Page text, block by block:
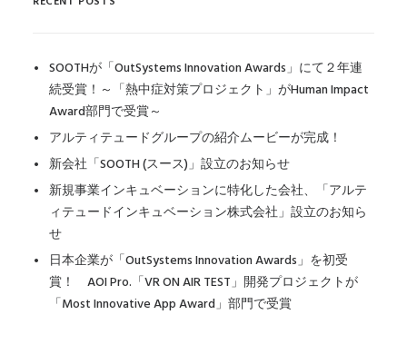
SOOTHが「OutSystems Innovation Awards」にて２年連
続受賞！～「熱中症対策プロジェクト」がHuman Impact
Award部門で受賞～
アルティテュードグループの紹介ムービーが完成！
新会社「SOOTH (スース)」設立のお知らせ
新規事業インキュベーションに特化した会社、「アルテ
ィテュードインキュベーション株式会社」設立のお知ら
せ
日本企業が「OutSystems Innovation Awards」を初受
賞！ AOI Pro.「VR ON AIR TEST」開発プロジェクトが
「Most Innovative App Award」部門で受賞